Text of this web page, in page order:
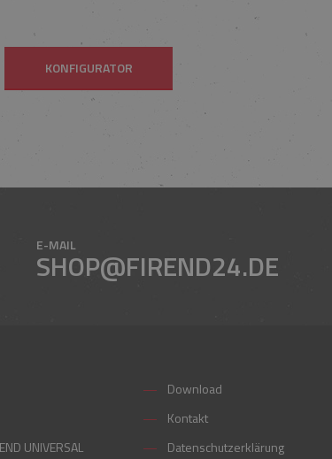
KONFIGURATOR
E-MAIL
SHOP@FIREND24.DE
UNIVERSAL
Download
Kontakt
Datenschutzerklärung